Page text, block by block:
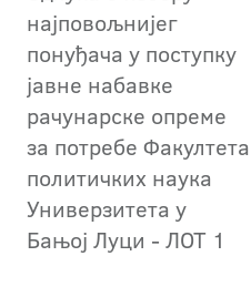
најповољнијег
понуђача у поступку
јавне набавке
рачунарске опреме
за потребе Факултета
политичких наука
Универзитета у
Бањој Луци - ЛОТ 1